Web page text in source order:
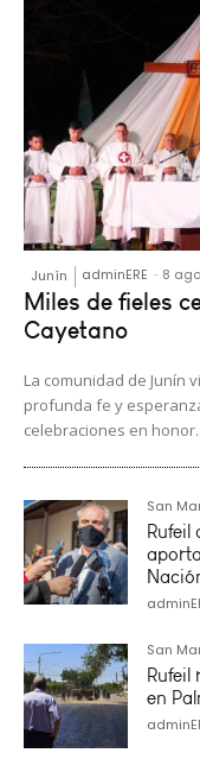
Junín adminERE - 8
Miles de fieles
Cayetano
La comunidad de Junín
profunda fe y
celebraciones en
San
Rufeil
San
Rufeil
en